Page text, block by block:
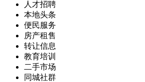
人才招聘
本地头条
便民服务
房产租售
转让信息
教育培训
二手市场
同城社群